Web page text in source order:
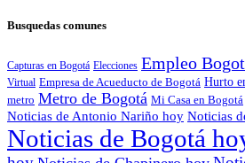
Busquedas comunes
Capturas en Bogotá Elecciones Empleo
Virtual Empresa de Acueducto de Bogotá Hurto
metro Metro de Bogotá Mi Casa en Bogotá
Noticias de Antonio Nariño hoy Noticias
Noticias de Bogotá